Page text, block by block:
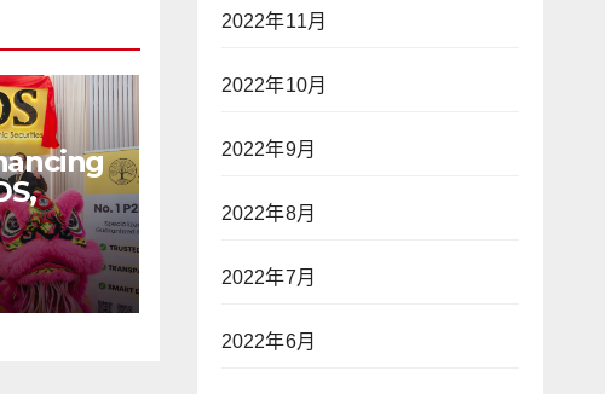
SME
2022年11月
2022年10月
2022年9月
2022年8月
2022年7月
2022年6月